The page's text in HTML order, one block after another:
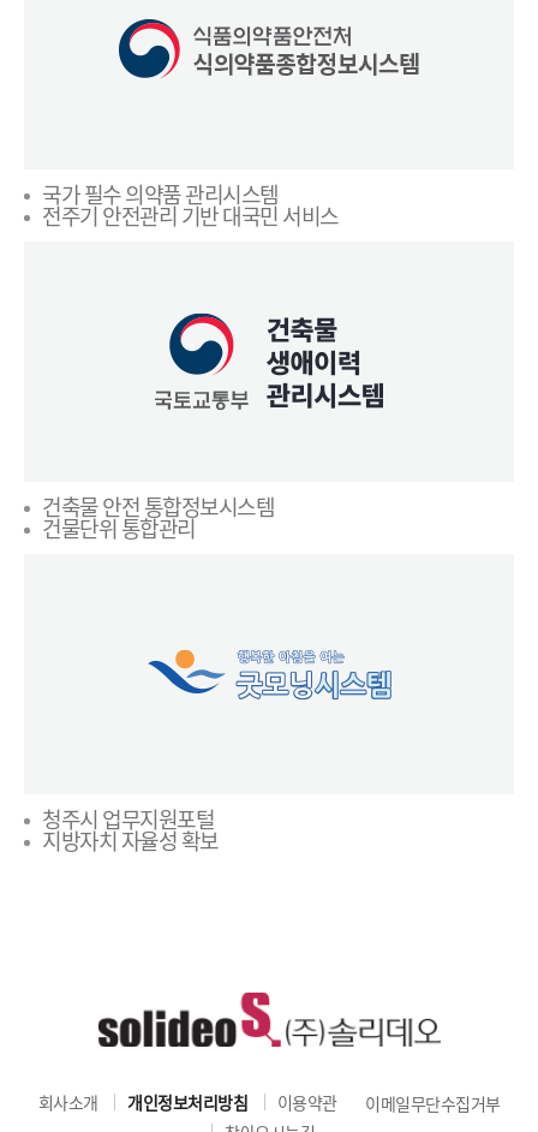
국가 필수 의약품 관리시스템
전주기 안전관리 기반 대국민 서비스
건축물 안전 통합정보시스템
건물단위 통합관리
청주시 업무지원포털
지방자치 자율성 확보
회사소개 개인정보처리방침 이용약관
이메일무단수집거부